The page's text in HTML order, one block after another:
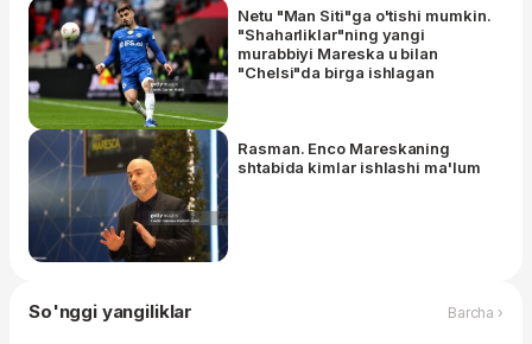
Netu "Man Siti"ga o'tishi mumkin.
"Shaharliklar"ning yangi
murabbiyi Mareska u bilan
"Chelsi"da birga ishlagan
Rasman. Enco Mareskaning
shtabida kimlar ishlashi ma'lum
So'nggi yangiliklar Barcha ›